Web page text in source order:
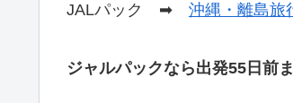
JALパック ➡ 沖縄・離島旅
ジャルパックなら出発55日前